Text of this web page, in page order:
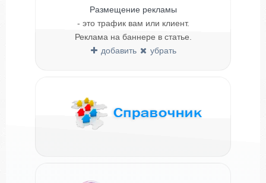
Размещение рекламы
- это трафик вам или клиент.
Реклама на баннере в статье.
добавить
убрать